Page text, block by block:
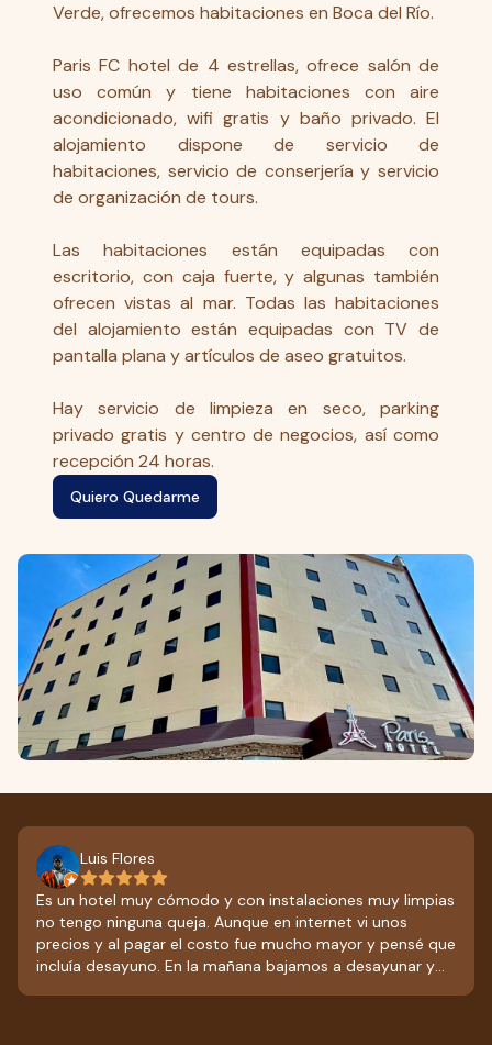
Verde, ofrecemos habitaciones en Boca del Río.
Paris FC hotel de 4 estrellas, ofrece salón de
uso común y tiene habitaciones con aire
acondicionado, wifi gratis y baño privado. El
alojamiento dispone de servicio de
habitaciones, servicio de conserjería y servicio
de organización de tours.
Las habitaciones están equipadas con
escritorio, con caja fuerte, y algunas también
ofrecen vistas al mar. Todas las habitaciones
del alojamiento están equipadas con TV de
pantalla plana y artículos de aseo gratuitos.
Hay servicio de limpieza en seco, parking
privado gratis y centro de negocios, así como
recepción 24 horas.
Quiero Quedarme
Luis Flores
Es un hotel muy cómodo y con instalaciones muy limpias
no tengo ninguna queja. Aunque en internet vi unos
precios y al pagar el costo fue mucho mayor y pensé que
incluía desayuno. En la mañana bajamos a desayunar y